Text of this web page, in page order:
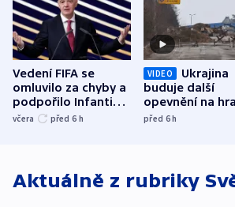
Vedení FIFA se
omluvilo za chyby a
podpořilo Infantina.
UEFA trvá na
včera před 6 h
VIDEO
Ukrajina
buduje další
opevnění na
s Běloruskem
před 6h
Aktuálně z rubriky